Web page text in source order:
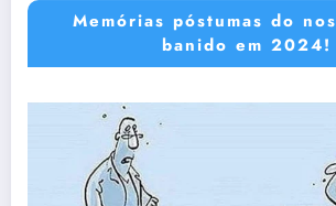
Memórias póstumas do
banido em 2024!